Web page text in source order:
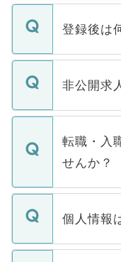
登録後は
ご登録いた
登録内容
ます。通常
いただき
い。
非公開求
マイナビ
うち約3割
けない「
下記の理
ません。
■応募殺到
関を公にし
転職・入
せんか？
転職・入職
ん。また
定を承諾す
個人情報
個人情報が